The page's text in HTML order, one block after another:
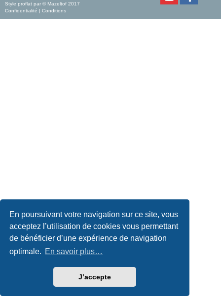
En poursuivant votre navigation sur ce site, vous
acceptez l’utilisation de cookies vous permettant
de bénéficier d’une expérience de navigation
optimale. En savoir plus…
J’accepte
Style proflat par © Mazeltof 2017
Confidentialité | Conditions